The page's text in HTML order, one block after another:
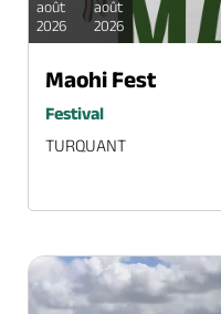
août
2026
août
2026
Maohi Fest
Festival
TURQUANT